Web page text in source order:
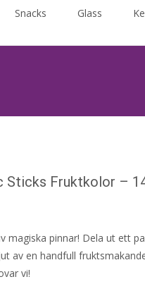
Snacks Glass
Sticks Fruktkolor –
magiska pinnar! Dela ut ett
av en handfull
vi!